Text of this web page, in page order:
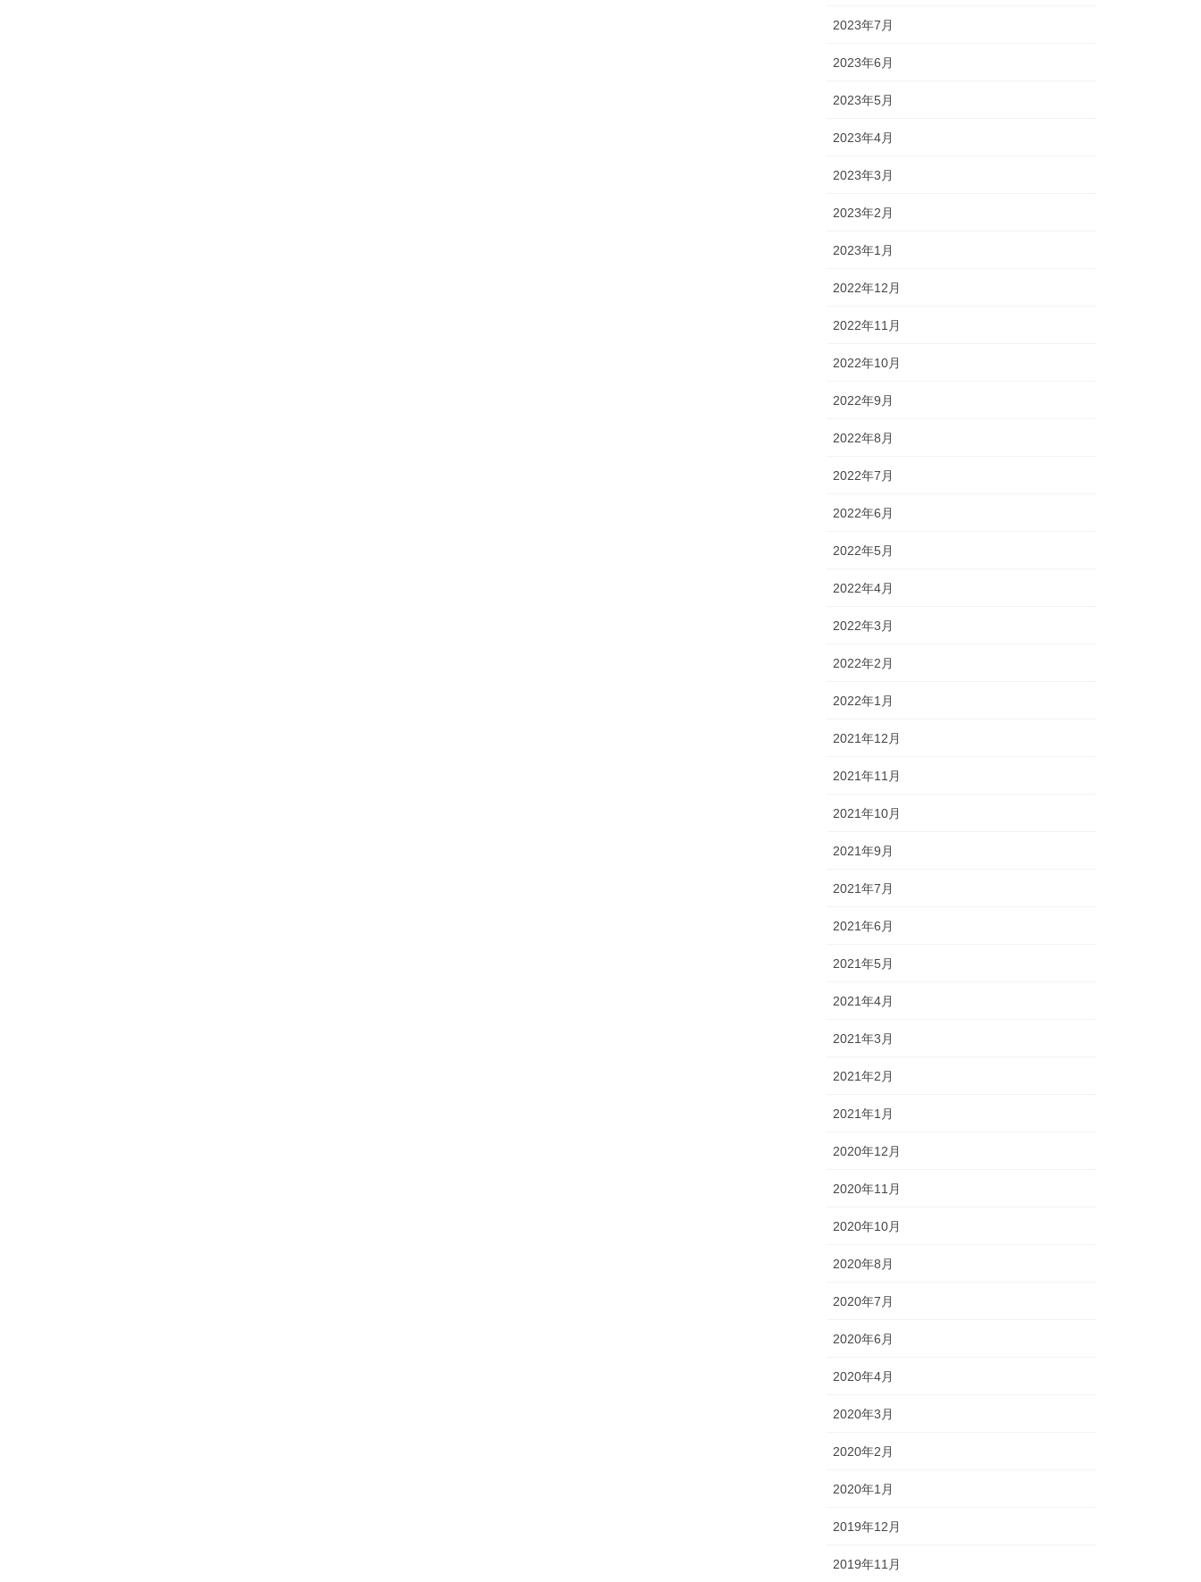
2023年7月
2023年6月
2023年5月
2023年4月
2023年3月
2023年2月
2023年1月
2022年12月
2022年11月
2022年10月
2022年9月
2022年8月
2022年7月
2022年6月
2022年5月
2022年4月
2022年3月
2022年2月
2022年1月
2021年12月
2021年11月
2021年10月
2021年9月
2021年7月
2021年6月
2021年5月
2021年4月
2021年3月
2021年2月
2021年1月
2020年12月
2020年11月
2020年10月
2020年8月
2020年7月
2020年6月
2020年4月
2020年3月
2020年2月
2020年1月
2019年12月
2019年11月